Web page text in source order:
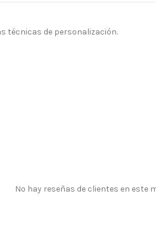
técnicas de personalización.
No hay reseñas de clientes en este